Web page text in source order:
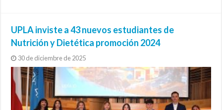
UPLA inviste a 43 nuevos estudiantes de
Nutrición y Dietética promoción 2024
30 de diciembre de 2025